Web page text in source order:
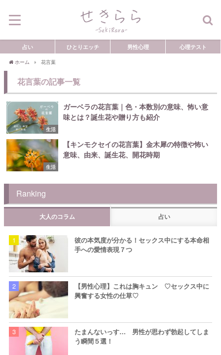
占い ひとりエッチ 男性心理 心理テスト
ホーム 花言葉
花言葉の記事一覧
生活
ガーベラの花言葉｜色・本数別の意味、怖い意
味とは？誕生花や贈り方も紹介
生活
【キンモクセイの花言葉】金木犀の特徴や怖い
意味、由来、誕生花、開花時期
Ranking
大人のコラム 占い
彼の本気度が分かる！セックス中にする本命相
手への愛情表現７つ
【男性心理】これは胸キュン ♡セックス中に
興奮する女性の仕草♡
たまんないっす… 男性が思わず勃起してしま
う瞬間５選！